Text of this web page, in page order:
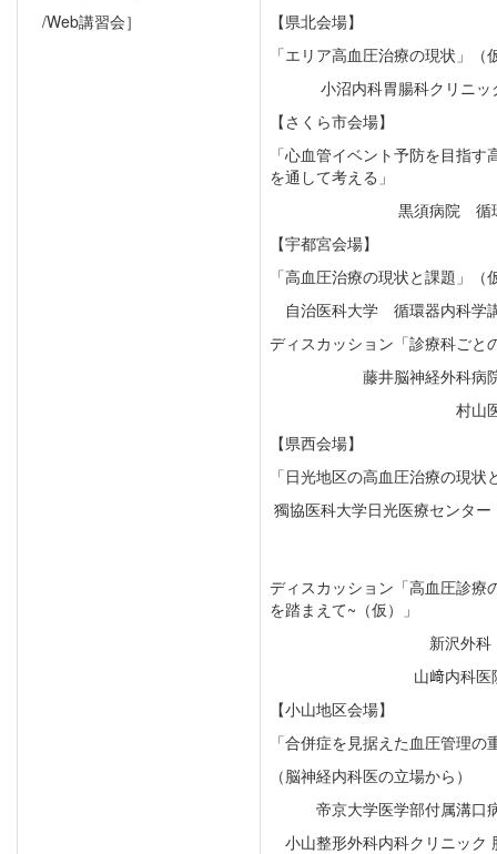
/Web講習会］
【県北会場】
「エリア高血圧治療の現状」（
小沼内科胃腸科クリ
【さくら市会場】
「心血管イベント予防を目指
を通して考える」
黒須病院
【宇都宮会場】
「高血圧治療の現状と課題」（
自治医科大学 循環器内科
ディスカッション「診療科ごと
藤井脳神経外科
村山
【県西会場】
「日光地区の高血圧治療の現状
獨協医科大学日光医療センタ
ディスカッション「高血圧診療
を踏まえて~（仮）」
新沢外
山﨑内科
【小山地区会場】
「合併症を見据えた血圧管理
（脳神経内科医の立場から）
帝京大学医学部付属溝
小山整形外科内科クリニッ